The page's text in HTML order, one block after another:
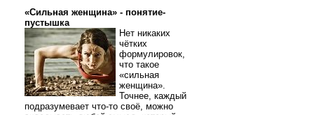
«Сильная женщина» - понятие-
пустышка
Нет никаких
чётких
формулировок,
что такое
«сильная
женщина».
Точнее, каждый
подразумевает что-то своё, можно